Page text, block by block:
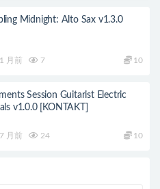
Midnight: Alto Sax v1.3.0
月前 7 10
Session Guitarist Electric
v1.0.0 [KONTAKT]
月前 24 10